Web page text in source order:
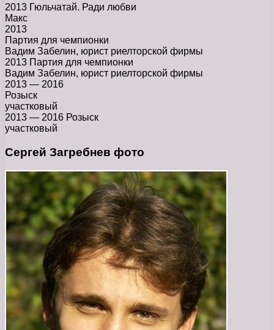
2013 Гюльчатай. Ради любви
Макс
2013
Партия для чемпионки
Вадим Забелин, юрист риелторской фирмы
2013 Партия для чемпионки
Вадим Забелин, юрист риелторской фирмы
2013 — 2016
Розыск
участковый
2013 — 2016 Розыск
участковый
Сергей Загребнев фото